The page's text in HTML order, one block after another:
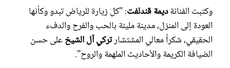
وكتبت الفنانةديمة قندلفت: "كل زيارة للرياض تبدو وكأنها
العودة إلى المنزل، مدينة مليئة بالحب والفرح والدفء
الحقيقي، شكراً معالي المشتشارتركي آل الشيخعلى حسن
الضيافة الكريمة والأحاديث الملهمة والروح".